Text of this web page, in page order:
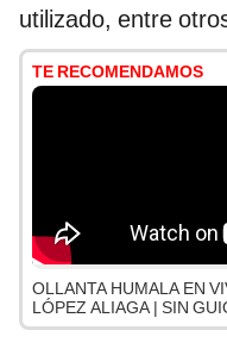
utilizado, entre
TE RECOMENDAMOS
OLLANTA HUMALA EN
LÓPEZ ALIAGA | SIN